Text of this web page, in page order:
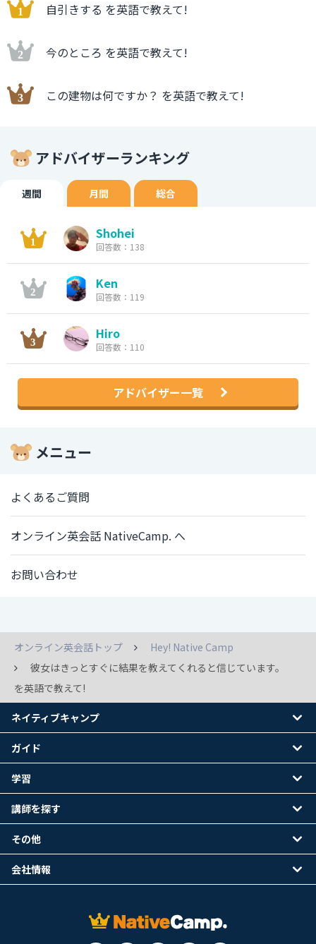
自引きする を英語で教えて!
今のところ を英語で教えて!
この建物は何ですか？ を英語で教えて!
アドバイザーランキング
週間 月間 総合
Shohei
回答数：138
Ken
回答数：119
Hiro
回答数：110
アドバイザー一覧
メニュー
よくあるご質問
オンライン英会話 NativeCamp. へ
お問い合わせ
オンライン英会話トップ
Hey! Native Camp
彼女はきっとすぐに結果を教えてくれると信じています。
を英語で教えて!
ネイティブキャンプ
ガイド
学習
講師を探す
その他
会社情報